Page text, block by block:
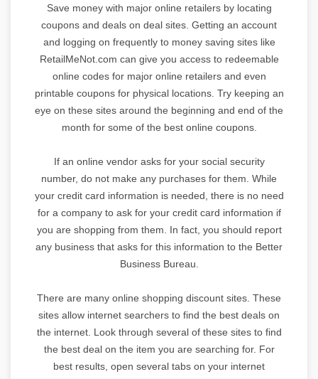
Save money with major online retailers by locating
coupons and deals on deal sites. Getting an account
and logging on frequently to money saving sites like
RetailMeNot.com can give you access to redeemable
online codes for major online retailers and even
printable coupons for physical locations. Try keeping an
eye on these sites around the beginning and end of the
month for some of the best online coupons.
If an online vendor asks for your social security
number, do not make any purchases for them. While
your credit card information is needed, there is no need
for a company to ask for your credit card information if
you are shopping from them. In fact, you should report
any business that asks for this information to the Better
Business Bureau.
There are many online shopping discount sites. These
sites allow internet searchers to find the best deals on
the internet. Look through several of these sites to find
the best deal on the item you are searching for. For
best results, open several tabs on your internet